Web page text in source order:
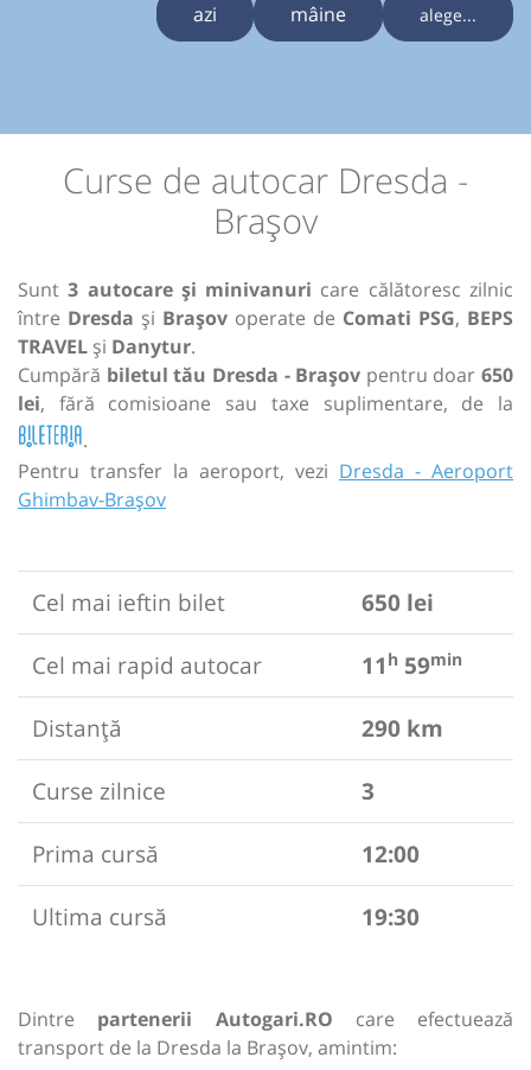
azi mâine alege...
Curse de autocar Dresda -
Brașov
Sunt3 autocare și minivanuri care călătoresc zilnic
între Dresda și Brașov operate de Comati PSG, BEPS
TRAVEL și Danytur.
Cumpără biletul tău Dresda - Brașov pentru doar 650
lei, fără comisioane sau taxe suplimentare, de la
.
Pentru transfer la aeroport, vezi Dresda - Aeroport
Ghimbav-Brașov
Cel mai ieftin bilet
650 lei
Cel mai rapid autocar
11 h 59min
Distanță
290 km
Curse zilnice
3
Prima cursă
12:00
Ultima cursă
19:30
Dintre partenerii Autogari.RO care efectuează
transport de la Dresda la Brașov, amintim: